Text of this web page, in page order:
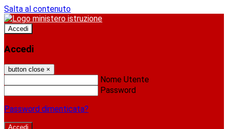
Salta al contenuto
Accedi
Accedi
button close ×
Nome Utente
Password
Password dimenticata?